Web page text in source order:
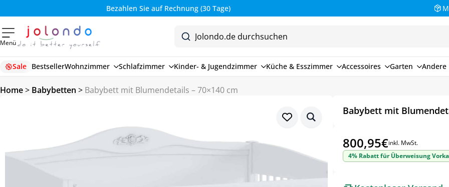
Bezahlen Sie auf Rechnung (30 Tage)
Menü
Sale BestsellerWohnzimmer Schlafzimmer Kinder- & Jugendzimmer Küche & Esszimmer Accessoires Garten Andere
Home> Babybetten > Babybett mit Blumendetails – 70×140 cm
Babybett mit
800,95€inkl. MwSt.
4% Rabatt für Überweisung